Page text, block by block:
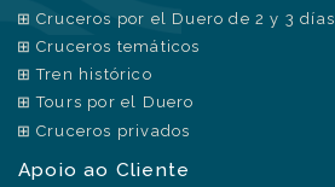
Cruceros por el Duero de 2 y 3 días
Cruceros temáticos
Tren histórico
Tours por el Duero
Cruceros privados
Apoio ao Cliente